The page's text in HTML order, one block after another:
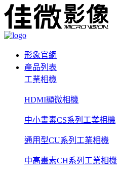
形象官網
產品列表
工業相機
HDMI顯微相機
中小畫素CS系列工業相機
通用型CU系列工業相機
中高畫素CH系列工業相機